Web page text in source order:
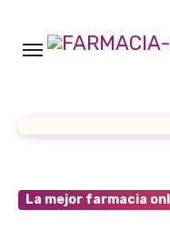
contenido
La mejor farmacia